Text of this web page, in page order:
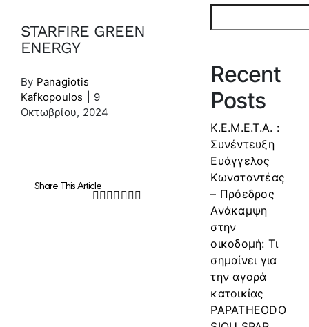
STARFIRE GREEN
ENERGY
By Panagiotis
Kafkopoulos
9
Οκτωβρίου, 2024
Share This Article
Facebook
Twitter
LinkedIn
WhatsApp
Tumblr
Pinterest
Recent
Posts
Κ.Ε.Μ.Ε.Τ.Α. :
Συνέντευξη
Ευάγγελος
Κωνσταντέας
– Πρόεδρος
Ανάκαμψη
στην
οικοδομή: Τι
σημαίνει για
την αγορά
κατοικίας
PAPATHEODO